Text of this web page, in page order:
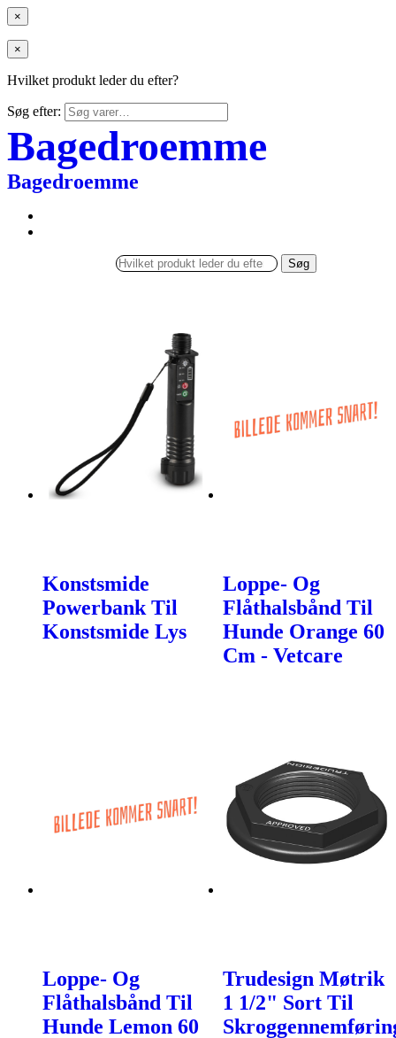
×
×
Hvilket produkt leder du efter?
Søg efter:
Bagedroemme
Bagedroemme
Søg
Konstsmide
Powerbank Til
Konstsmide Lys
Loppe- Og
Flåthalsbånd Til
Hunde Orange 60
Cm - Vetcare
Loppe- Og
Flåthalsbånd Til
Hunde Lemon 60
Trudesign Møtrik
1 1/2" Sort Til